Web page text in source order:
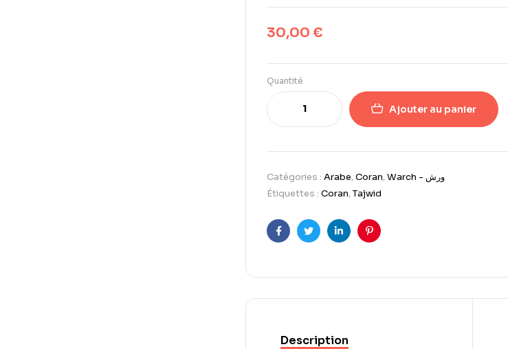
30,00 €
Quantité
Ajouter au panier
Catégories : Arabe,Coran,
Warch - ورش
Étiquettes : Coran,Tajwid
FacebookTwitterLinkedInPinterest
Description